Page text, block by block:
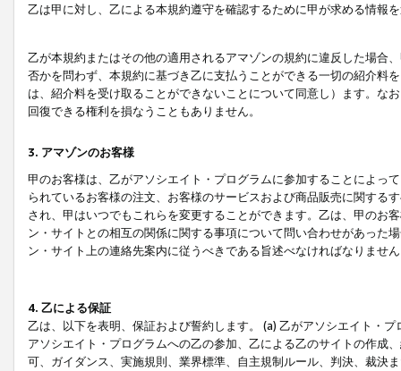
乙は甲に対し、乙による本規約遵守を確認するために甲が求める情報
乙が本規約またはその他の適用されるアマゾンの規約に違反した場合
否かを問わず、本規約に基づき乙に支払うことができる一切の紹介料
は、紹介料を受け取ることができないことについて同意し）ます。な
回復できる権利を損なうこともありません。
3. アマゾンのお客様
甲のお客様は、乙がアソシエイト・プログラムに参加することによっ
られているお客様の注文、お客様のサービスおよび商品販売に関する
され、甲はいつでもこれらを変更することができます。乙は、甲のお
ン・サイトとの相互の関係に関する事項について問い合わせがあった
ン・サイト上の連絡先案内に従うべきである旨述べなければなりませ
4. 乙による保証
乙は、以下を表明、保証および誓約します。 (a) 乙がアソシエイト・
アソシエイト・プログラムへの乙の参加、乙による乙のサイトの作成
可、ガイダンス、実施規則、業界標準、自主規制ルール、判決、裁決